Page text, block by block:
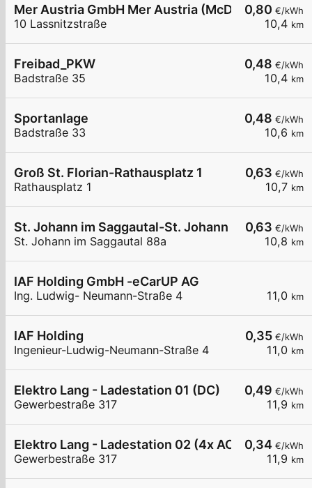
0,80 €/kWh
10,4 km
Mer Austria GmbH Mer Austria (McD) -
10 Lassnitzstraße
0,48 €/kWh
10,4 km
Freibad_PKW
Badstraße 35
0,48 €/kWh
10,6 km
Sportanlage
Badstraße 33
0,63 €/kWh
10,7 km
Groß St. Florian-Rathausplatz 1
Rathausplatz 1
0,63 €/kWh
10,8 km
St. Johann im Saggautal-St. Johann im
St. Johann im Saggautal 88a
11,0 km
IAF Holding GmbH -eCarUP AG
Ing. Ludwig- Neumann-Straße 4
0,35 €/kWh
11,0 km
IAF Holding
Ingenieur-Ludwig-Neumann-Straße 4
0,49 €/kWh
11,9 km
Elektro Lang - Ladestation 01 (DC)
Gewerbestraße 317
0,34 €/kWh
11,9 km
Elektro Lang - Ladestation 02 (4x AC)
Gewerbestraße 317